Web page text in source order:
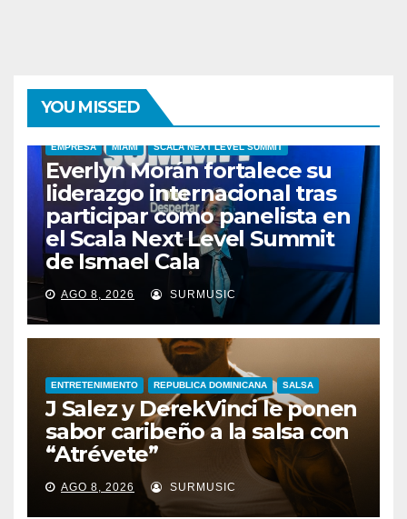
YOU MISSED
EMPRESA MIAMI SCALA NEXT LEVEL SUMMIT
Everlyn Morán fortalece su
liderazgo internacional tras
participar como panelista en
el Scala Next Level Summit
de Ismael Cala
AGO 8, 2026 SURMUSIC
ENTRETENIMIENTO REPUBLICA DOMINICANA SALSA
J Salez y DerekVinci le ponen
sabor caribeño a la salsa con
“Atrévete”
AGO 8, 2026 SURMUSIC
ENTRETENIMIENTO GUARACHA ZULIANA LIVE SESSION
ZULIA